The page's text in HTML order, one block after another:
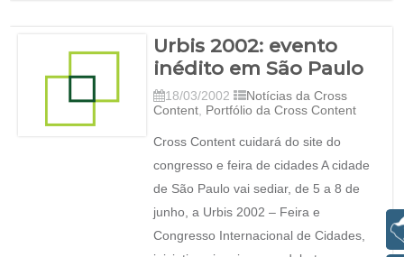
Urbis 2002: evento
inédito em São Paulo
18/03/2002
Notícias da Cross
Content, Portfólio da Cross Content
Cross Content cuidará do site do
congresso e feira de cidades A cidade
de São Paulo vai sediar, de 5 a 8 de
junho, a Urbis 2002 – Feira e
Congresso Internacional de Cidades,
Libras